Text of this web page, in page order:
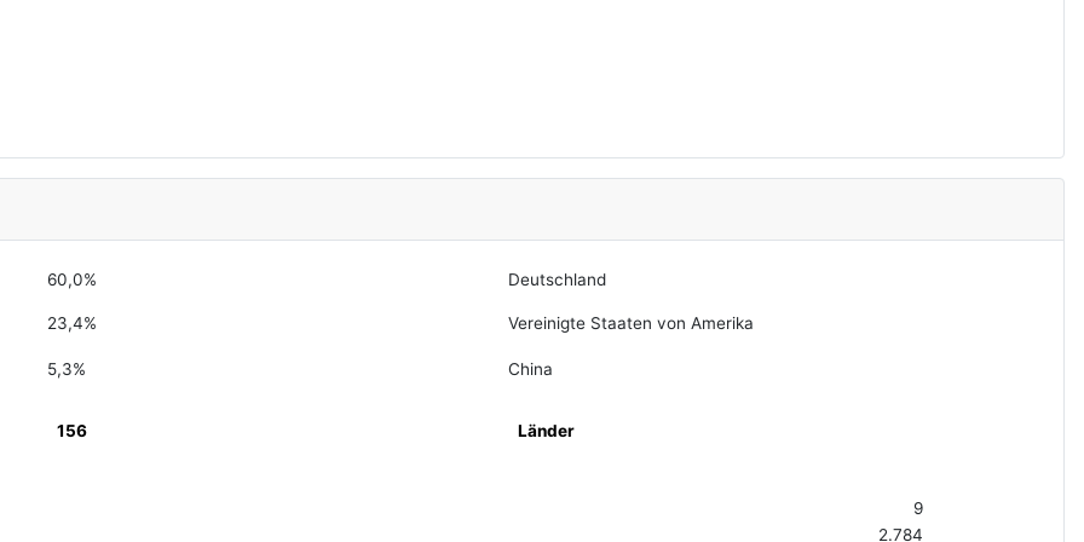
60,0% Deutschland
23,4% Vereinigte Staaten von Amerika
5,3% China
156 Länder
9
2.784